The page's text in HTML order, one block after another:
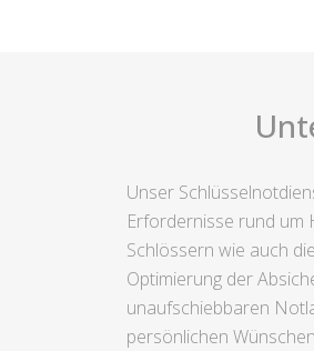
Unser
Erfordernisse rund um
Schlössern wie auch
Optimierung der
unaufschiebbaren
persönlichen